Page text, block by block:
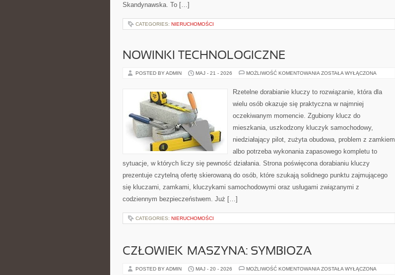
Skandynawska. To […]
CATEGORIES: NIERUCHOMOŚCI
NOWINKI TECHNOLOGICZNE
POSTED BY ADMIN MAJ - 21 - 2026 MOŻLIWOŚĆ KOMENTOWANIA NOWINKI
ZOSTAŁA WYŁĄCZONA
Rzetelne dorabianie kluczy to rozwiązanie, która dla
wielu osób okazuje się praktyczna w najmniej
oczekiwanym momencie. Zgubiony klucz do
mieszkania, uszkodzony kluczyk samochodowy,
niedziałający pilot, zużyta obudowa, problem z zamkiem
albo potrzeba wykonania zapasowego kompletu to
sytuacje, w których liczy się pewność działania. Strona poświęcona dorabianiu kluczy
prezentuje czytelną ofertę skierowaną do osób, które szukają solidnego punktu zajmującego
się kluczami, zamkami, kluczykami samochodowymi oraz usługami związanymi z
codziennym bezpieczeństwem. Już […]
CATEGORIES: NIERUCHOMOŚCI
CZŁOWIEK–MASZYNA: SYMBIOZA
POSTED BY ADMIN MAJ - 20 - 2026 MOŻLIWOŚĆ KOMENTOWANIA CZŁOWIEK–
ZOSTAŁA WYŁĄCZONA